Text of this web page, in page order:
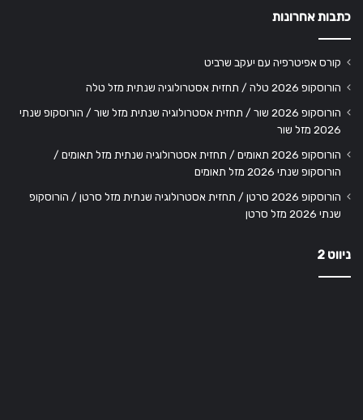
כתבות אחרונות
קורס אפיטרפיה עם יעקב שרביט
הורוסקופ 2026 טלה / תחזית אסטרולוגיה שנתית מזל טלה
הורוסקופ 2026 שור / תחזית אסטרולוגיה שנתית מזל שור / הורוסקופ שנתי
2026 מזל שור
הורוסקופ 2026 תאומים / תחזית אסטרולוגיה שנתית מזל תאומים /
הורוסקופ שנתי 2026 מזל תאומים
הורוסקופ 2026 סרטן / תחזית אסטרולוגיה שנתית מזל סרטן / הורוסקופ
שנתי 2026 מזל סרטן
ניווט 2